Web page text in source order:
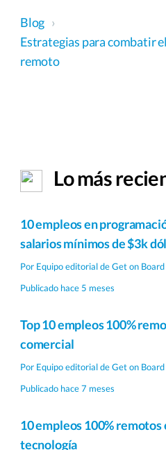
Blog ›
Estrategias para combatir
remoto
Lo más
10 empleos en
salarios mínimos de $3k
Por Equipo editorial de Get on Board
Publicado hace 5 meses
Top 10 empleos 100%
comercial
Por Equipo editorial de Get on Board
Publicado hace 7 meses
10 empleos 100%
tecnología